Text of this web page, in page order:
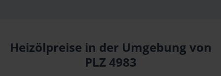
Heizölpreise in der Umgebung von
PLZ 4983